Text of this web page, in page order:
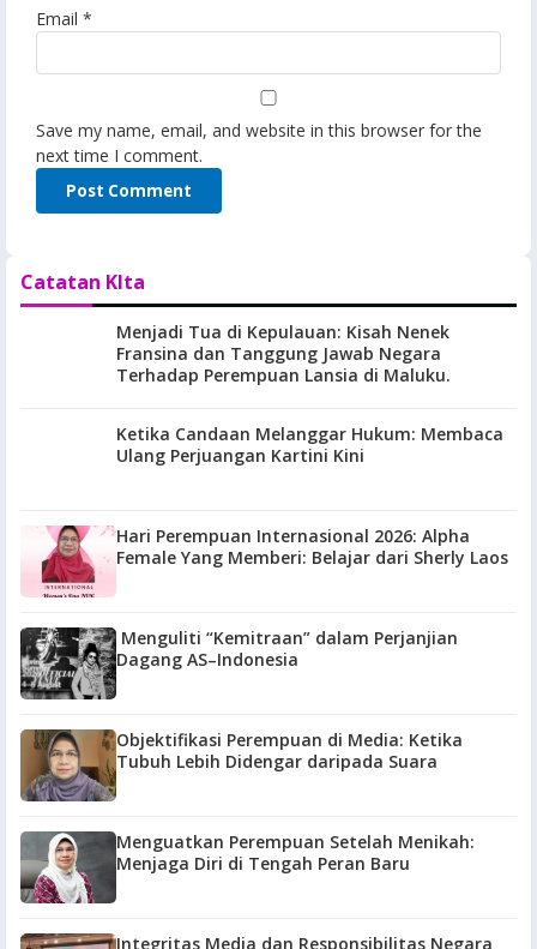
Email *
Save my name, email, and website in this browser for the
next time I comment.
Catatan KIta
Menjadi Tua di Kepulauan: Kisah Nenek
Fransina dan Tanggung Jawab Negara
Terhadap Perempuan Lansia di Maluku.
Ketika Candaan Melanggar Hukum: Membaca
Ulang Perjuangan Kartini Kini
Hari Perempuan Internasional 2026: Alpha
Female Yang Memberi: Belajar dari Sherly Laos
Menguliti “Kemitraan” dalam Perjanjian
Dagang AS–Indonesia
Objektifikasi Perempuan di Media: Ketika
Tubuh Lebih Didengar daripada Suara
Menguatkan Perempuan Setelah Menikah:
Menjaga Diri di Tengah Peran Baru
Integritas Media dan Responsibilitas Negara